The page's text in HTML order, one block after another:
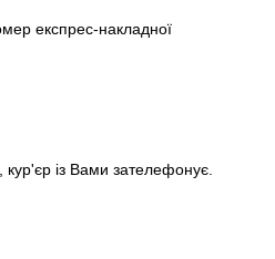
експрес-накладної
із Вами зателефонує.